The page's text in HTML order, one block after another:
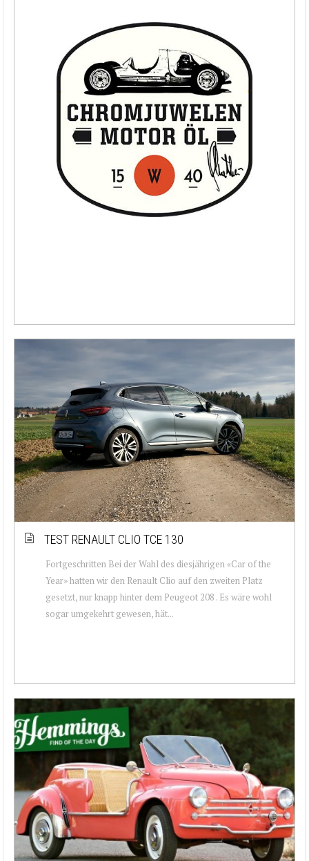
TEST RENAULT CLIO TCE 130
Fortgeschritten Bei der Wahl des diesjährigen «Car of the
Year» hatten wir den Renault Clio auf den zweiten Platz
gesetzt, nur knapp hinter dem Peugeot 208 . Es wäre wohl
sogar umgekehrt gewesen, hät...